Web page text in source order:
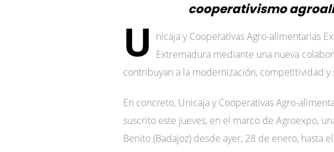
cooperativismo
U nicaja y Cooperativas Agro-alimentarias
Extremadura mediante una nueva
contribuyan a la modernización, competitividad
En concreto, Unicaja y Cooperativas Agro-
suscrito este jueves, en el marco de Agroexpo,
Benito (Badajoz) desde ayer, 28 de enero, hasta